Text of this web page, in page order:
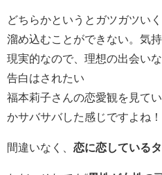
どちらかというとガツガツい
溜め込むことができない。気持
現実的なので、理想の出会い
告白はされたい
福本莉子さんの恋愛観を見て
かサバサバした感じですよね！
間違いなく、 恋に恋している